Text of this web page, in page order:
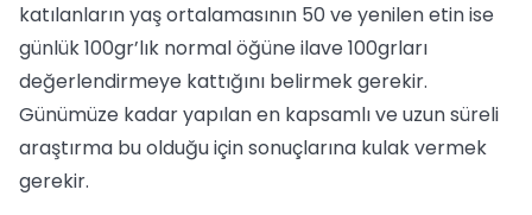
katılanların yaş ortalamasının 50 ve yenilen etin ise
günlük 100gr’lık normal öğüne ilave 100grları
değerlendirmeye kattığını belirmek gerekir.
Günümüze kadar yapılan en kapsamlı ve uzun süreli
araştırma bu olduğu için sonuçlarına kulak vermek
gerekir.